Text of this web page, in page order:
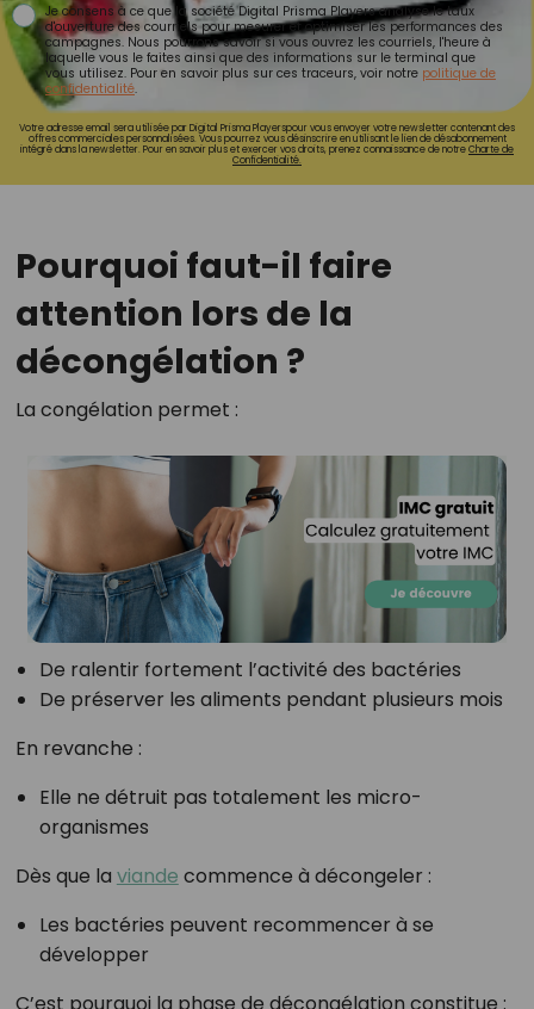
Je consens à ce que la société Digital Prisma Players analyse le taux
d'ouverture des courriels pour mesurer et optimiser les performances des
campagnes. Nous pourrons savoir si vous ouvrez les courriels, l'heure à
laquelle vous le faites ainsi que des informations sur le terminal que
vous utilisez. Pour en savoir plus sur ces traceurs, voir notre politique de
confidentialité.
Votre adresse email sera utilisée par Digital Prisma Playerspour vous envoyer votre newsletter contenant des
offres commerciales personnalisées. Vous pourrez vous désinscrire en utilisant le lien de désabonnement
intégré dans la newsletter. Pour en savoir plus et exercer vos droits, prenez connaissance de notreCharte de
Confidentialité.
Pourquoi faut-il faire
attention lors de la
décongélation ?
La congélation permet :
De ralentir fortement l’activité des bactéries
De préserver les aliments pendant plusieurs mois
En revanche :
Elle ne détruit pas totalement les micro-
organismes
Dès que la viande commence à décongeler :
Les bactéries peuvent recommencer à se
développer